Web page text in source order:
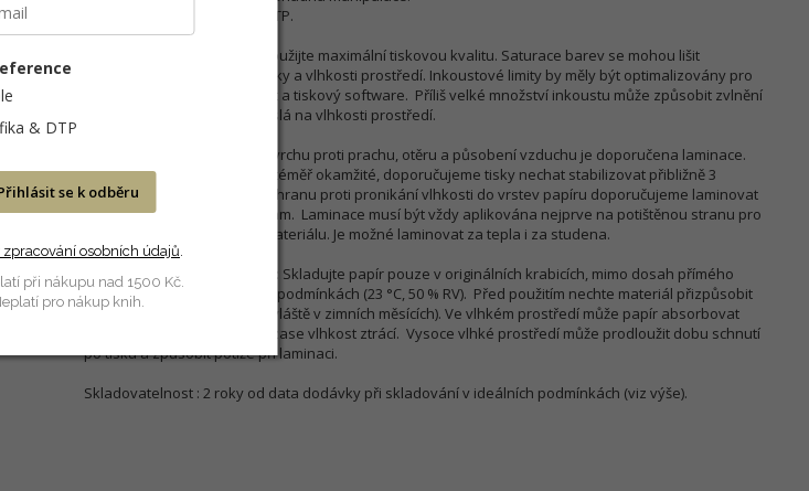
Použití: Fotografie, grafika, DTP.
Tisk: Pro nejlepší výsledky použijte maximální tiskovou kvalitu. Saturace barev se mohou lišit
vzhledem k velikosti ink. kapky a vlhkosti prostředí. Inkoustové limity by měly být optimalizovány pro
používanou tiskárnu, inkoust a tiskový software. Příliš velké množství inkoustu může způsobit zvlnění
papíru. Délka schnutí je závislá na vlhkosti prostředí.
Manipulace: Pro ochranu povrchu proti prachu, otěru a působení vzduchu je doporučena laminace.
Přestože je schnutí vizuálně téměř okamžité, doporučujeme tisky nechat stabilizovat přibližně 3
hodiny před laminací. Pro ochranu proti pronikání vlhkosti do vrstev papíru doporučujeme laminovat
s přesahem hrany asi 5—6 mm. Laminace musí být vždy aplikována nejprve na potištěnou stranu pro
eliminaci možného zvlnění materiálu. Je možné laminovat za tepla i za studena.
Ideální podmínky skladování: Skladujte papír pouze v originálních krabicích, mimo dosah přímého
slunečního světla, v běžných podmínkách (23 °C, 50 % RV). Před použitím nechte materiál přizpůsobit
podmínkám v místnosti (obzvláště v zimních měsících). Ve vlhkém prostředí může papír absorbovat
vlhkost, v suchém prostředí zase vlhkost ztrácí. Vysoce vlhké prostředí může prodloužit dobu schnutí
po tisku a způsobit potíže při laminaci.
Skladovatelnost : 2 roky od data dodávky při skladování v ideálních podmínkách (viz výše).
& DTP
se k odběru
zpracování osobních údajů
při nákupu nad 1500 Kč.
pro nákup knih.